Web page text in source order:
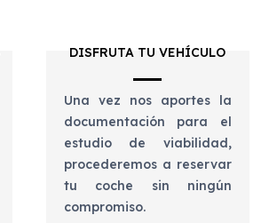
DISFRUTA TU VEHÍCULO
Una vez nos aportes la
documentación para el
estudio de viabilidad,
procederemos a reservar
tu coche sin ningún
compromiso.